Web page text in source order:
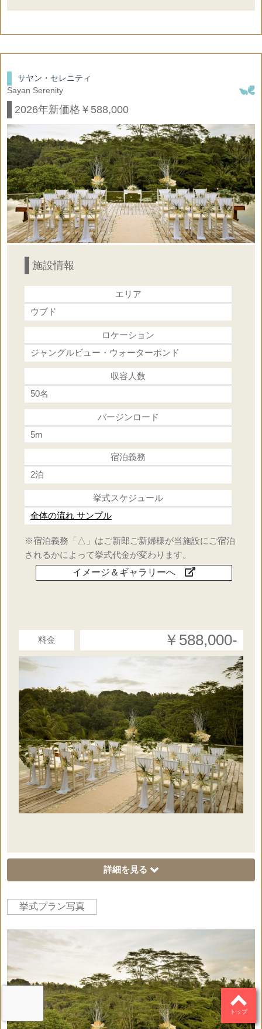
トップ
【合計内訳】挙式＋フォト＋ヘアメイク
◇フォト（挙式前撮影＋挙式＋挙式後撮影）
写真撮影約2時間 150カット 88,000円
◇コーラス２名＋キーボード 52,000円
（リンディックの生演奏の場合48,000円）
※挙式に必要なオプショナルの合計金額です
※挙式代金に合計金額を加算してください
※その他様々なオプションをご用意してます
下記オプション一覧をご参照ください
動画撮影 ×
会場装飾 ○
式次第 ×
タキシード ×
フラワーシャワー ○
ドレス小物一式 ×
支度部屋 ○
ヘアメイク
乾杯ドリンク
パーティー
牧師or司祭or司式者
ブートニア
ケーキ
音楽演奏 ○
日本人コーディネーター ○
リングピロー ×
写真撮影 ×
ギフト ×
記号説明
オプションペー
☆ドレス＆タキシードのお持込代金は無料です
☆クラシカル・モロカン・ランタンの会場装飾
◇ラスティック祭壇テーブル ◇生花祭壇装飾
◇祭壇周り２つの生花のフラワースタンド
◇大・中・小のモロカン・ランタン24ピース
◇アイルサイド・グリーンリーフ生花装飾
サヤン・セレニティ
Sayan Serenity
2026年新価格￥588,000
施設情報
エリア
ウブド
ロケーション
ジャングルビュー・ウォーターポンド
収容人数
50名
バージンロード
5m
宿泊義務
2泊
挙式スケジュール
全体の流れ サンプル
※宿泊義務「△」はご新郎ご新婦様が当施設にご宿泊
されるかによって挙式代金が変わります。
イメージ＆ギャラリーへ
料金 ￥588,000‐
詳細を見る
挙式プラン写真